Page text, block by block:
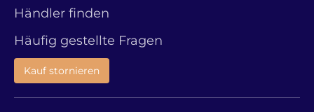
Händler finden
Häufig gestellte Fragen
Kauf stornieren